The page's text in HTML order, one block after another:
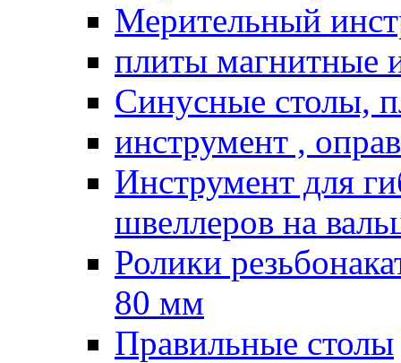
Мерительный
плиты магнитные
Синусные столы,
инструмент ,
Инструмент для
швеллеров на
Ролики
80 мм
Правильные столы